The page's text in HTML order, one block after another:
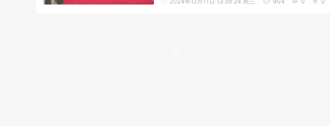
2024年12月11日 13:38:24 周三 904 0 0